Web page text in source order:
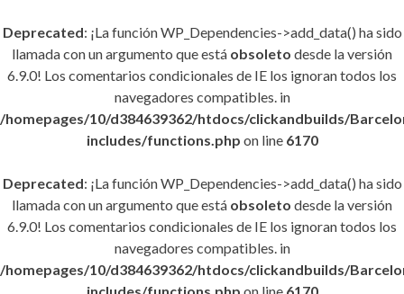
Deprecated: ¡La función WP_Dependencies->add_data() ha sido
llamada con un argumento que está obsoleto desde la versión
6.9.0! Los comentarios condicionales de IE los ignoran todos los
navegadores compatibles. in
/homepages/10/d384639362/htdocs/clickandbuilds/
includes/functions.php on line 6170
Deprecated: ¡La función WP_Dependencies->add_data() ha sido
llamada con un argumento que está obsoleto desde la versión
6.9.0! Los comentarios condicionales de IE los ignoran todos los
navegadores compatibles. in
/homepages/10/d384639362/htdocs/clickandbuilds/